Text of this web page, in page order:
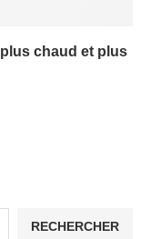
chaud et plus
RECHERCHER